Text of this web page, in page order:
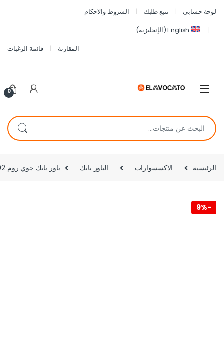
لوحة حسابي تتبع طلبك
الشروط والاحكام
English
(الإنجليزية)
المقارنة
قائمة الرغبات
0
الرئيسية الاكسسوارات الباور بانك باور بانك جوي روم JR-PBM02 مغناطيسي 3×1 شحن لاسلكي 22.5 واط – سعة 10000 مللي أمبير مع حامل
-
9%